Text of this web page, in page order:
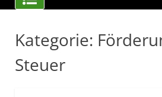
Kategorie:
Steuer